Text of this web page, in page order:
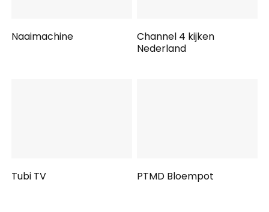
Naaimachine
Channel 4 kijken
Nederland
Tubi TV PTMD Bloempot